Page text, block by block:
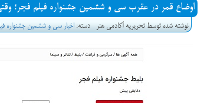
اوضاع قمر در عقرب سی و ششمین جشنواره فیلم فجر؛
نوشته شده توسط تحریریه آکادمی هنر دسته:اخبار سی و ششمین جشنواره